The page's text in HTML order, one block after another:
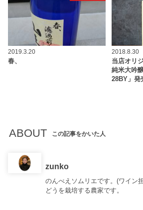
2019.3.20
春、
2018.8.30
当店オリ
純米大吟
28BY」発
ABOUT この記事をかいた人
zunko
のんべえソムリエです。(ワイン
どうを栽培する農家です。